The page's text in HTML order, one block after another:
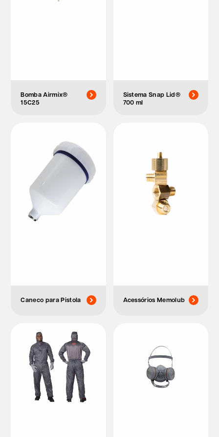
Bomba Airmix®
15C25
Sistema Snap Lid®
700 ml
Caneco para Pistola Acessórios Memolub